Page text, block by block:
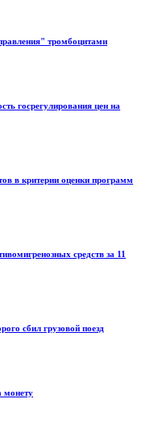
тромбоцитами
госрегулирования цен на
в критерии оценки программ
средств за 11
сбил грузовой поезд
монету